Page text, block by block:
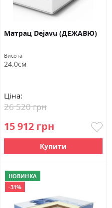
Матрац Dejavu (ДЕЖАВЮ)
Висота
24.0см
Ціна:
15 912 грн
26 520 грн
Купити
НОВИНКА
-31%